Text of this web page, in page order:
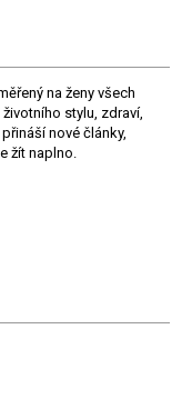
na ženy všech
stylu, zdraví,
nové články,
žít naplno.